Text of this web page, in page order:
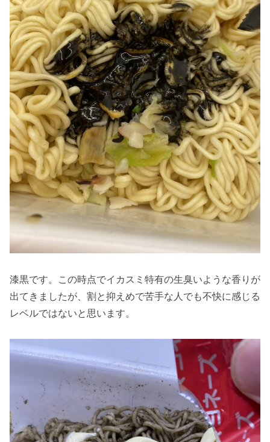
漆黒です。この時点でイカスミ特有の生臭いような香りが
出てきましたが、割と抑えめで苦手な人でも不快に感じる
レベルではないと思います。